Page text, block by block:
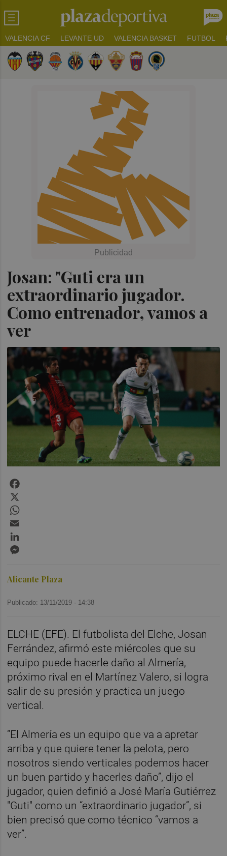
VALENCIA CF LEVANTE UD VALENCIA BASKET FUTBOL
Josan: "Guti era un
extraordinario jugador.
Como entrenador, vamos a
ver
Alicante Plaza
Publicado: 13/11/2019 · 14:38
ELCHE (EFE). El futbolista del Elche, Josan
Ferrández, afirmó este miércoles que su
equipo puede hacerle daño al Almería,
próximo rival en el Martínez Valero, si logra
salir de su presión y practica un juego
vertical.
“El Almería es un equipo que va a apretar
arriba y que quiere tener la pelota, pero
nosotros siendo verticales podemos hacer
un buen partido y hacerles daño”, dijo el
jugador, quien definió a José María Gutiérrez
"Guti" como un “extraordinario jugador”, si
bien precisó que como técnico “vamos a
ver”.